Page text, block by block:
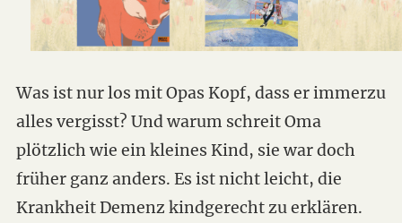
Was ist nur los mit Opas Kopf, dass er immerzu
alles vergisst? Und warum schreit Oma
plötzlich wie ein kleines Kind, sie war doch
früher ganz anders. Es ist nicht leicht, die
Krankheit Demenz kindgerecht zu erklären.